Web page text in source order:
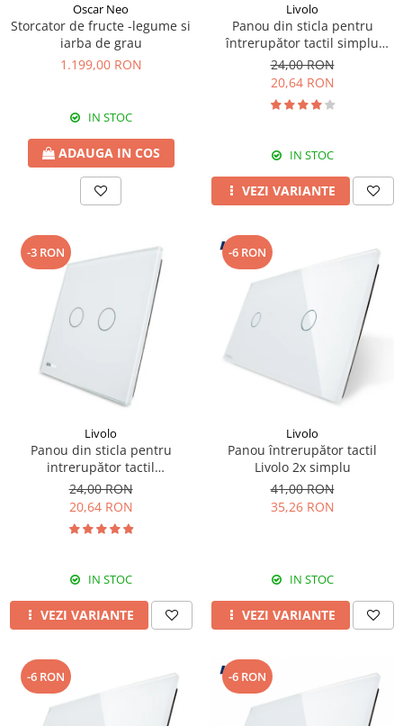
Oscar Neo
Storcator de fructe -legume si
iarba de grau
1.199,00 RON
IN STOC
ADAUGA IN COS
Livolo
Panou din sticla pentru
întrerupător tactil simplu
Livolo
24,00 RON
20,64 RON
IN STOC
VEZI VARIANTE
-3 RON
Livolo
Panou din sticla pentru
intrerupător tactil
dublu,Livolo
24,00 RON
20,64 RON
IN STOC
VEZI VARIANTE
-6 RON
Livolo
Panou întrerupător tactil
Livolo 2x simplu
41,00 RON
35,26 RON
IN STOC
VEZI VARIANTE
-6 RON -6 RON